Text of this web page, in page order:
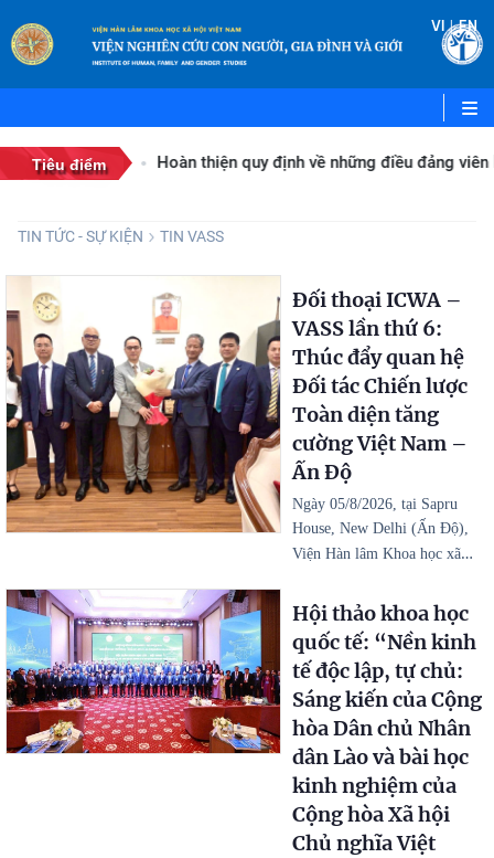
VI |EN
Tiêu điểm Hoàn thiện quy định về những điều đảng viên
TIN TỨC - SỰ KIỆN TIN VASS
Đối thoại ICWA –
VASS lần thứ 6:
Thúc đẩy quan hệ
Đối tác Chiến lược
Toàn diện tăng
cường Việt Nam –
Ấn Độ
Ngày 05/8/2026, tại Sapru
House, New Delhi (Ấn Độ),
Viện Hàn lâm Khoa học xã…
Hội thảo khoa học
quốc tế: “Nền kinh
tế độc lập, tự chủ:
Sáng kiến của Cộng
hòa Dân chủ Nhân
dân Lào và bài học
kinh nghiệm của
Cộng hòa Xã hội
Chủ nghĩa Việt